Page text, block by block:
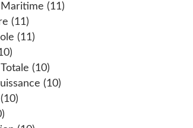
Maritime (11)
(11)
(11)
(10)
(10)
(10)